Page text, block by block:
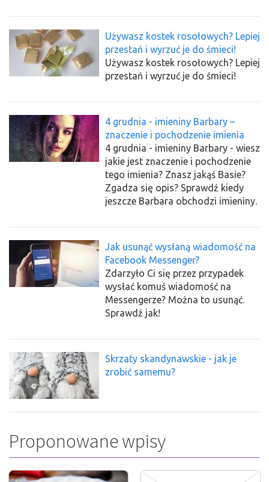
Używasz kostek rosołowych? Lepiej
przestań i wyrzuć je do śmieci!
Używasz kostek rosołowych? Lepiej
przestań i wyrzuć je do śmieci!
4 grudnia - imieniny Barbary –
znaczenie i pochodzenie imienia
4 grudnia - imieniny Barbary - wiesz
jakie jest znaczenie i pochodzenie
tego imienia? Znasz jakąś Basie?
Zgadza się opis? Sprawdź kiedy
jeszcze Barbara obchodzi imieniny.
Jak usunąć wysłaną wiadomość na
Facebook Messenger?
Zdarzyło Ci się przez przypadek
wysłać komuś wiadomość na
Messengerze? Można to usunąć.
Sprawdź jak!
Skrzaty skandynawskie - jak je
zrobić samemu?
Proponowane wpisy